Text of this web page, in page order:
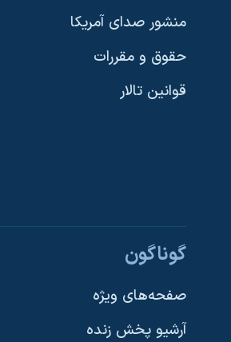
دنبال کنید
منشور صدای آمریکا
حقوق و مقررات
قوانین تالار
گوناگون
صفحه‌های ویژه
آرشیو پخش زنده